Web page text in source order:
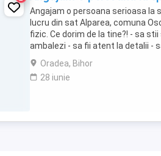
Angajam o persoana serioasa
lucru din sat Alparea, comuna
fizic. Ce dorim de la tine?! - sa
ambalezi - sa fii atent la detalii -
aranjezi ...
Oradea, Bihor
28 iunie